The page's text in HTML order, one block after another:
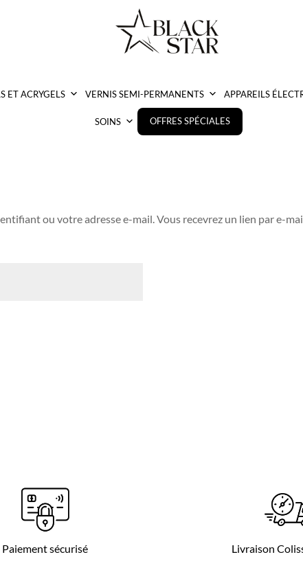
ET ACRYGELS VERNIS SEMI-PERMANENTS APPAREILS
SOINS OFFRES SPÉCIALES
ou votre adresse e-mail. Vous recevrez un lien par e-
Paiement sécurisé Livraison